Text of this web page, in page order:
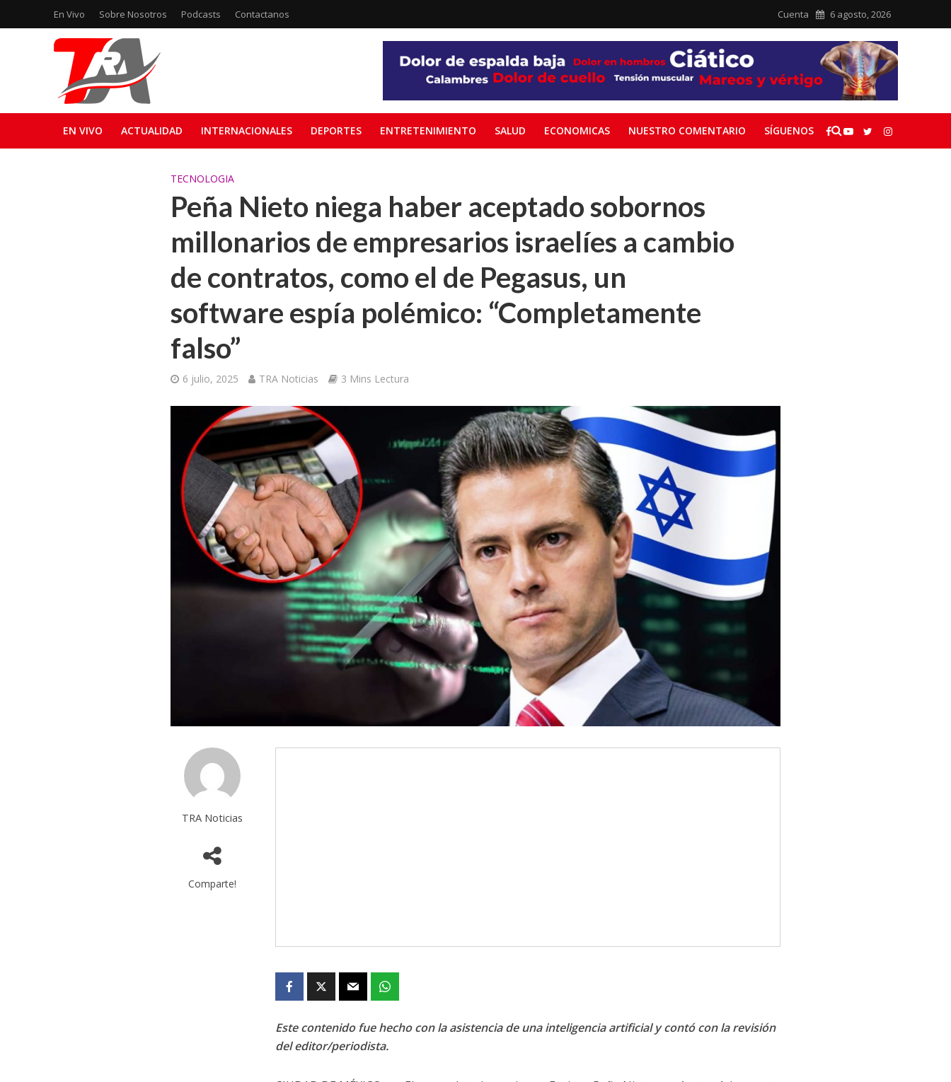
En Vivo Sobre Nosotros Podcasts Contactanos Cuenta 6 agosto, 2026
EN VIVO ACTUALIDAD INTERNACIONALES DEPORTES ENTRETENIMIENTO SALUD ECONOMICAS NUESTRO COMENTARIO SÍGUENOS
TECNOLOGIA
Peña Nieto niega haber aceptado sobornos
millonarios de empresarios israelíes a cambio
de contratos, como el de Pegasus, un
software espía polémico: “Completamente
falso”
6 julio, 2025 TRA Noticias 3 Mins Lectura
TRA Noticias
Comparte!
Este contenido fue hecho con la asistencia de una inteligencia artificial y contó con la revisión
del editor/periodista.